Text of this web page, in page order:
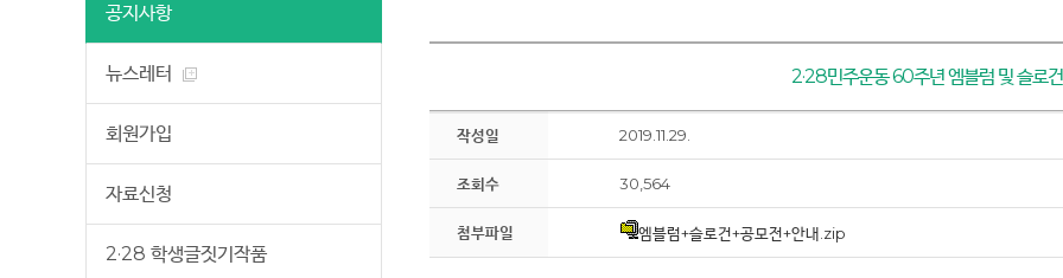
공지사항
뉴스레터
회원가입
자료신청
2·28 학생글짓기작품
2·28민주운동 60주년 엠블럼 및 슬로
작성일 2019.11.29.
조회수 30,564
첨부파일 엠블럼+슬로건+공모전+안내.zip